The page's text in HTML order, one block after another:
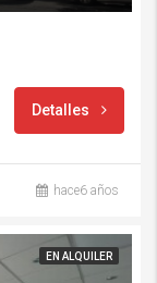
Detalles
hace6 años
EN ALQUILER